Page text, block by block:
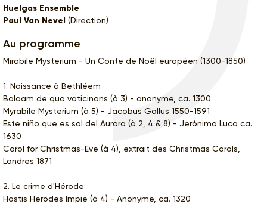
Huelgas Ensemble
Paul Van Nevel (Direction)
Au programme
Mirabile Mysterium - Un Conte de Noël européen (1300-1850)
1. Naissance à Bethléem
Balaam de quo vaticinans (à 3) - anonyme, ca. 1300
Myrabile Mysterium (à 5) - Jacobus Gallus 1550-1591
Este niño que es sol del Aurora (à 2, 4 & 8) - Jerónimo Luca ca.
1630
Carol for Christmas-Eve (à 4), extrait des Christmas Carols,
Londres 1871
2. Le crime d'Hérode
Hostis Herodes Impie (à 4) - Anonyme, ca. 1320